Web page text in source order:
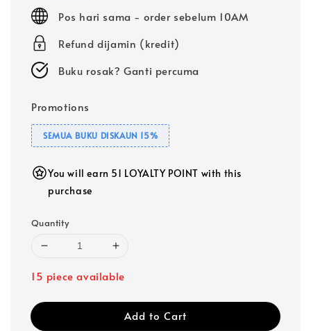
Pos hari sama - order sebelum 10AM
Refund dijamin (kredit)
Buku rosak? Ganti percuma
Promotions
SEMUA BUKU DISKAUN 15%
You will earn 51 LOYALTY POINT with this
purchase
Quantity
15 piece available
Add to Cart